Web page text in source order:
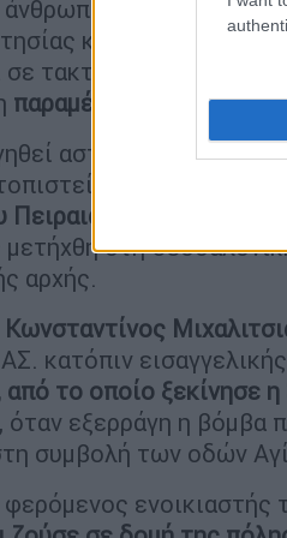
άνθρωπο, προμήθεια -
και παράβαση
τακτικό ανακριτή και
παραμένει υπό κράτηση.
αστυνομικές
τελικά ο
Πειραιά, όπου
στη
αρχής.
Κωνσταντίνος
κατόπιν
από το οποίο ξεκίνησε
εξερράγη η βόμβα
συμβολή των οδών
ενοικιαστής